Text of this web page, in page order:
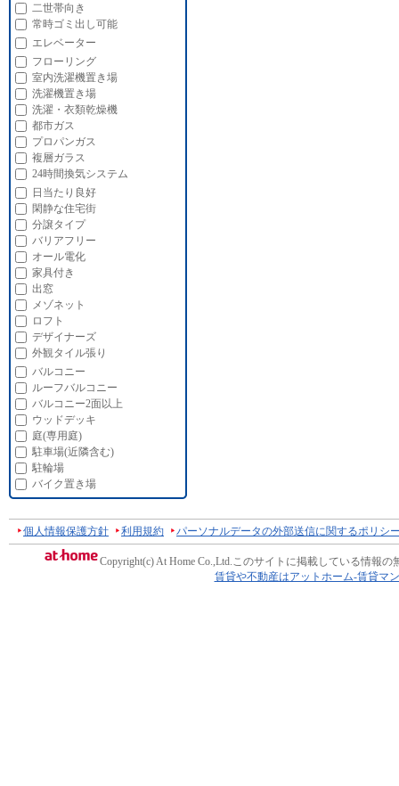
二世帯向き
常時ゴミ出し可能
エレベーター
フローリング
室内洗濯機置き場
洗濯機置き場
洗濯・衣類乾燥機
都市ガス
プロパンガス
複層ガラス
24時間換気システム
日当たり良好
閑静な住宅街
分譲タイプ
バリアフリー
オール電化
家具付き
出窓
メゾネット
ロフト
デザイナーズ
外観タイル張り
バルコニー
ルーフバルコニー
バルコニー2面以上
ウッドデッキ
庭(専用庭)
駐車場(近隣含む)
駐輪場
バイク置き場
個人情報保護方針 利用規約 パーソナルデータの外部送信に関するポリシ
Copyright(c) At Home Co.,Ltd.このサイトに掲載している情報の
賃貸や不動産はアットホーム-賃貸マ